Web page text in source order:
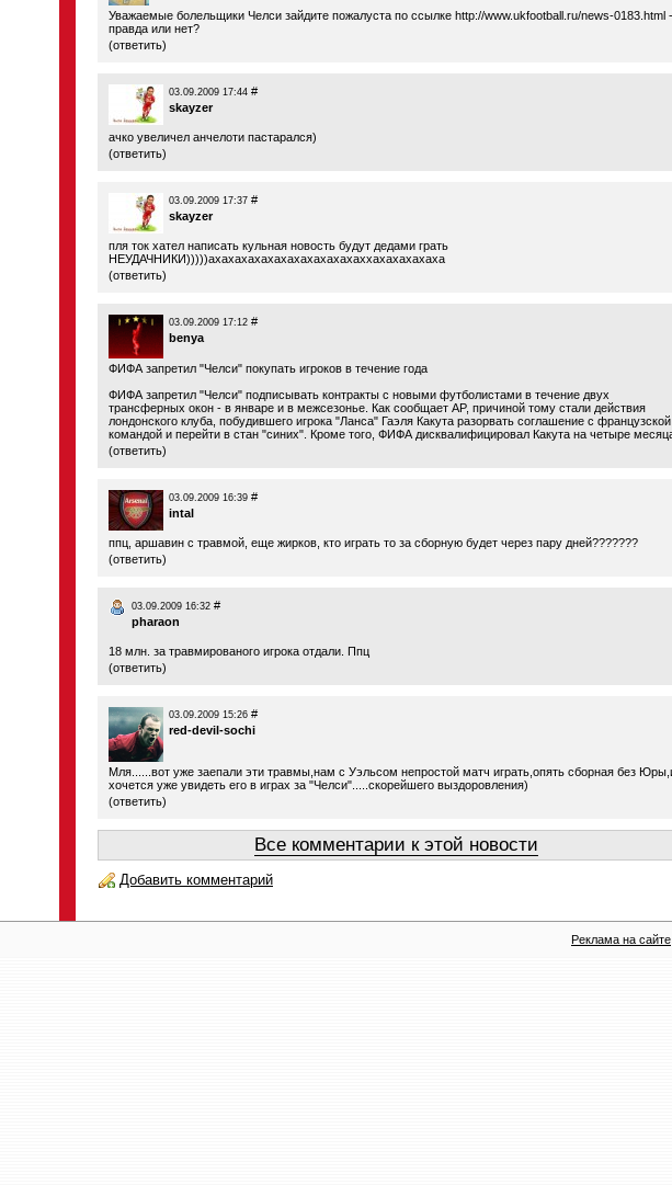
Уважаемые болельщики Челси зайдите пожалуста по ссылке http://www.ukfootball.ru/news-0183.html -
правда или нет?
(ответить)
03.09.2009 17:44 #
skayzer
ачко увеличел анчелоти пастарался)
(ответить)
03.09.2009 17:37 #
skayzer
пля ток хател написать кульная новость будут дедами грать
НЕУДАЧНИКИ)))))ахахахахахахахахахахахаххахахахахаха
(ответить)
03.09.2009 17:12 #
benya
ФИФА запретил "Челси" покупать игроков в течение года
ФИФА запретил "Челси" подписывать контракты с новыми футболистами в течение двух
трансферных окон - в январе и в межсезонье. Как сообщает AP, причиной тому стали действия
лондонского клуба, побудившего игрока "Ланса" Гаэля Какута разорвать соглашение с французской
командой и перейти в стан "синих". Кроме того, ФИФА дисквалифицировал Какута на четыре
(ответить)
03.09.2009 16:39 #
intal
ппц, аршавин с травмой, еще жирков, кто играть то за сборную будет через пару дней???????
(ответить)
03.09.2009 16:32 #
pharaon
18 млн. за травмированого игрока отдали. Ппц
(ответить)
03.09.2009 15:26 #
red-devil-sochi
Мля......вот уже заепали эти травмы,нам с Уэльсом непростой матч играть,опять сборная без
хочется уже увидеть его в играх за "Челси".....скорейшего выздоровления)
(ответить)
Все комментарии к этой новости
Добавить комментарий
Реклама на сайте